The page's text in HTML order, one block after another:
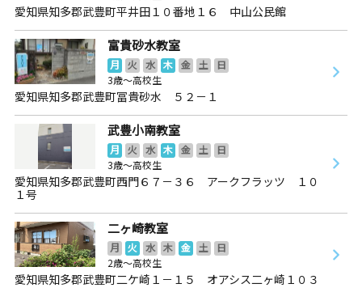
愛知県知多郡武豊町平井田１０番地１６ 中山公民館
富貴砂水教室
月 火 水 木 金 土
日
3歳～高校生
愛知県知多郡武豊町冨貴砂水 ５２－１
武豊小南教室
月 火 水 木 金 土
日
3歳～高校生
愛知県知多郡武豊町西門６７－３６ アークフラッツ １０
１号
二ヶ崎教室
月 火 水 木 金 土
日
2歳～高校生
愛知県知多郡武豊町二ケ崎１－１５ オアシス二ヶ崎１０３